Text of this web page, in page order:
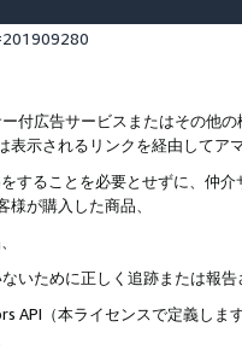
付広告サービスまたはその他
表示されるリンクを経由してア
ることを必要とせずに、仲
が購入した商品、
いために正しく追跡または報告
API（本ライセンスで定義し